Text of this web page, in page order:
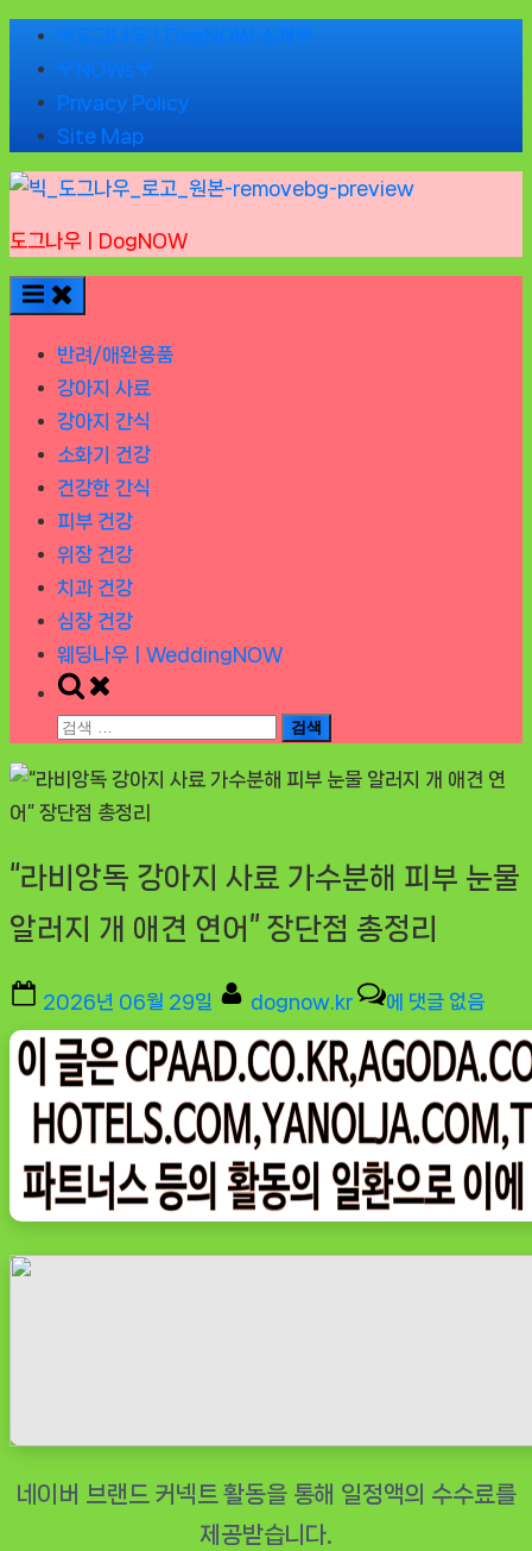
Skip
content
🌹도그나우ㅣDogNOW 소개🌹
🌹NOWs🌹
Privacy Policy
Site Map
도그나우ㅣDogNOW
반려/애완용품
강아지 사료
강아지 간식
소화기 건강
건강한 간식
피부 건강
위장 건강
치과 건강
심장 건강
웨딩나우ㅣWeddingNOW
Toggle
search
검
“라비앙독 강아지 사료 가수분해 피부 눈물
알러지 개 애견 연어” 장단점 총정리
Posted
on
2026년 06월 29일 By
dognow.kr
“라
비
앙
강
아
지
사
료
눈
에 댓글 없음